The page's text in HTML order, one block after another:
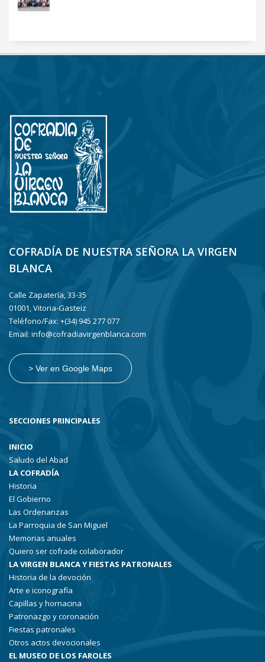
COFRADÍA DE NUESTRA SEÑORA LA VIRGEN
BLANCA
Calle Zapatería, 33-35
01001, Vitoria-Gasteiz
Teléfono/Fax: +(34) 945 277 077
Email: info@cofradiavirgenblanca.com
> Ver en Google Maps
SECCIONES PRINCIPALES
INICIO
Saludo del Abad
LA COFRADÍA
Historia
El Gobierno
Las Ordenanzas
La Parroquia de San Miguel
Memorias anuales
Quiero ser cofrade colaborador
LA VIRGEN BLANCA Y FIESTAS PATRONALES
Historia de la devoción
Arte e iconografía
Capillas y hornacina
Patronazgo y coronación
Fiestas patronales
Otros actos devocionales
EL MUSEO DE LOS FAROLES